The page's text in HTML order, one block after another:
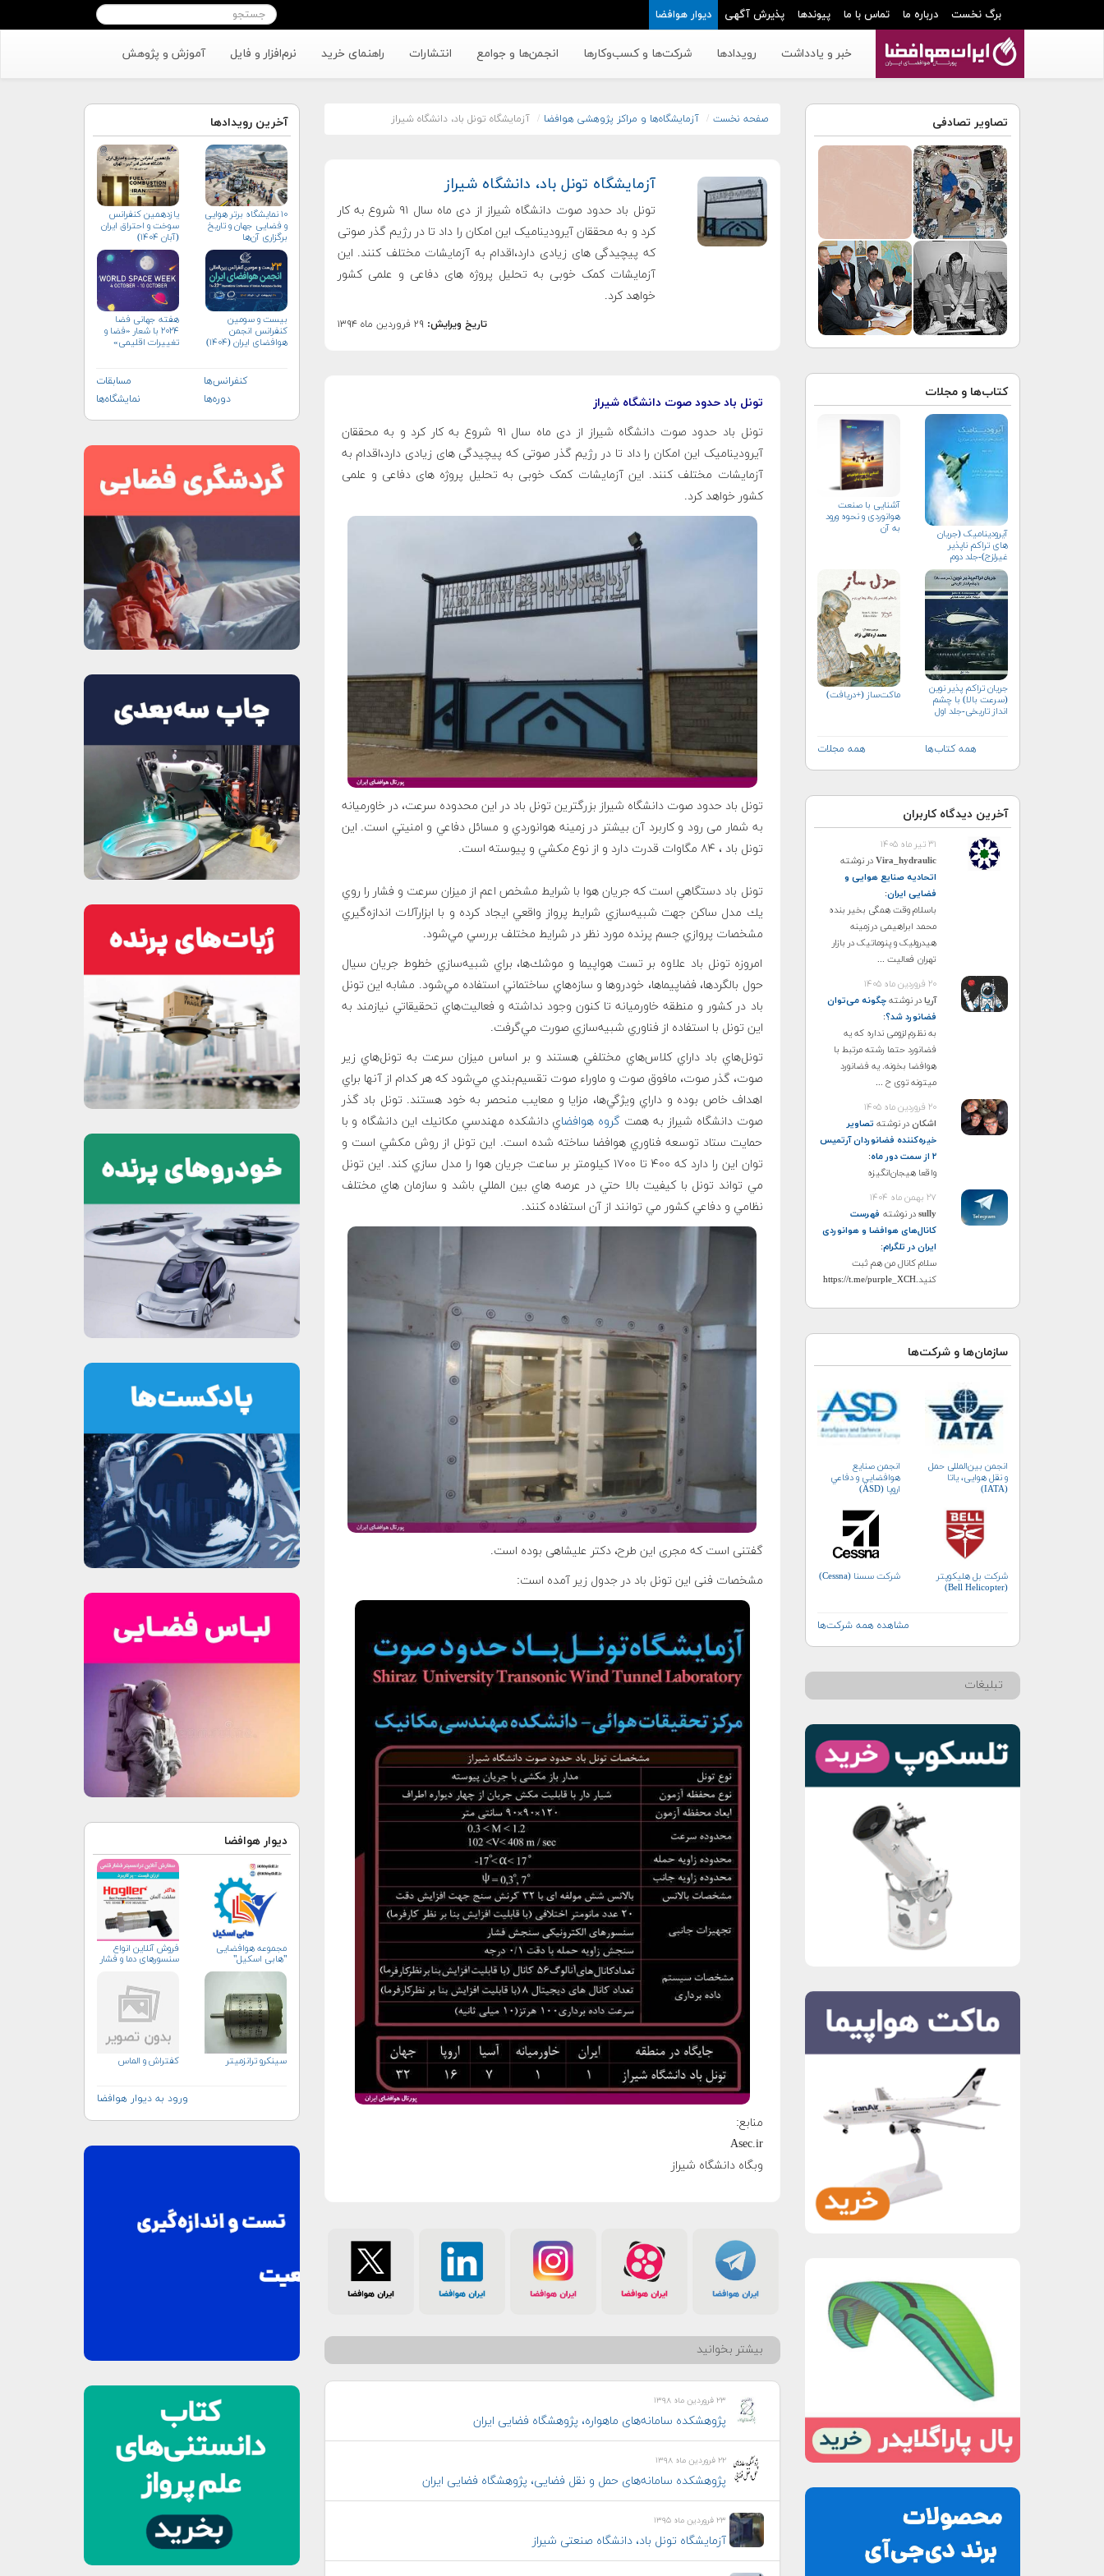
برگ نخست درباره ما تماس با ما پیوندها پذیرش آگهی دیوار هوافضا
خبر و یادداشت رویدادها شرکت‌ها و کسب‌وکار‌ها انجمن‌ها و جوامع انتشارات راهنمای خرید نرم‌افزار و فایل آموزش و پژوهش
تصاویر تصادفی
کتاب‌ها و مجلات
آیرودینامیک (جریان
های تراکم ناپذیر
غیرلزج)-جلد دوم
آشنایی با صنعت
هوانوردی و نحوه ورود
به آن
جریان تراکم پذیر نوین
(سرعت بالا) با چشم
انداز تاریخی-جلد اول
ماکت‌ساز (+دریافت)
همه کتاب‌ها همه مجلات
آخرین دیدگاه کاربران
۳۱ تیر ماه ۱۴۰۵
Vira_hydraulicدر نوشته
اتحادیه صنایع هوایی و
فضایی ایران:
باسلام وقت همگی بخیر بنده
محمد ابراهیمی درزمینه
هیدرولیک و پنوماتیک در بازار
تهران فعالیت ...
۲۰ فروردین ماه ۱۴۰۵
آریادر نوشتهچگونه می‌توان
فضانورد شد؟:
به نظرم لزومی نداره که یه
فضانورد حتما رشته مرتبط با
هوافضا بخونه. یه فضانورد
میتونه توی ح ...
۲۰ فروردین ماه ۱۴۰۵
اشکاندر نوشته تصاویر
خیره‌کننده فضانوردان آرتمیس
۲ از سمت دور ماه
:
واقعا هیجان‌انگیزه
۲۷ بهمن ماه ۱۴۰۴
sullyدر نوشته فهرست
کانال‌های هوافضا و هوانوردی
ایران در تلگرام:
سلام کانال من هم ثبت
کنید.https://t.me/purple_XCH
سازمان‌ها و شرکت‌ها
انجمن بین‌المللی حمل
و نقل هوایی، یاتا
(IATA)
انجمن صنايع
هوافضايي و دفاعي
اروپا (ASD)
شرکت بل هلیکوپتر
(Bell Helicopter)
شرکت سسنا (Cessna)
مشاهده همه شرکت‌ها
تبلیغات
صفحه نخست آزمایشگاه‌ها و مراکز پژوهشی هوافضا آزمایشگاه تونل باد، دانشگاه شیراز
آزمایشگاه تونل باد، دانشگاه شیراز
تونل باد حدود صوت دانشگاه شیراز از دی ماه سال ۹۱ شروع به کار
کرد و به محققان آیرودینامیک این امکان را داد تا در رژیم گذر صوتی
که پیچیدگی های زیادی دارد،اقدام به آزمایشات مختلف کنند. این
آزمایشات کمک خوبی به تحلیل پروژه های دفاعی و علمی کشور
خواهد کرد.
تاریخ ویرایش: ۲۹ فروردین ماه ۱۳۹۴
تونل باد حدود صوت دانشگاه شیراز
تونل باد حدود صوت دانشگاه شیراز از دی ماه سال ۹۱ شروع به کار کرد و به محققان
آیرودینامیک این امکان را داد تا در رژیم گذر صوتی که پیچیدگی های زیادی دارد،اقدام به
آزمایشات مختلف کنند. این آزمایشات کمک خوبی به تحلیل پروژه های دفاعی و علمی
کشور خواهد کرد.
تونل باد حدود صوت دانشگاه شيراز بزرگترين تونل باد در اين محدوده سرعت، در خاورميانه
به شمار می رود و كاربرد آن بيشتر در زمينه هوانوردي و مسائل دفاعي و امنيتي است. اين
تونل باد ، ۸۴ مگاوات قدرت دارد و از نوع مكشي و پيوسته است.
تونل باد دستگاهي است كه جريان هوا با شرايط مشخص اعم از ميزان سرعت و فشار را روي
يك مدل ساكن جهت شبيه‌سازي شرايط پرواز واقعي ايجاد كرده و با ابزارآلات اندازه‌گيري
مشخصات پروازي جسم پرنده مورد نظر در شرايط مختلف بررسي مي‌شود.
امروزه تونل باد علاوه بر تست هواپيما و موشك‌ها، براي شبيه‌سازي خطوط جريان سيال
حول بالگردها، فضاپيماها، خودروها و سازه‌هاي ساختماني استفاده مي‌شود. مشابه اين تونل
باد در كشور و منطقه خاورميانه تا كنون وجود نداشته و فعاليت‌هاي تحقيقاتي نيازمند به
اين تونل با استفاده از فناوري شبيه‌سازي صورت مي‌گرفت.
تونل‌هاي باد داراي كلاس‌هاي مختلفي هستند و بر اساس ميزان سرعت به تونل‌هاي زير
صوت، گذر صوت، مافوق صوت و ماوراء صوت تقسيم‌بندي مي‌شود كه هر كدام از آنها براي
اهداف خاص بوده و داراي ويژگي‌ها، مزايا و معايب منحصر به خود هستند. تونل باد گذر
صوت دانشگاه شيراز به همت گروه هوافضاي دانشكده مهندسي مكانيك اين دانشگاه و با
حمايت ستاد توسعه فناوري هوافضا ساخته شده است. اين تونل از روش مكشي است و
توان اين را دارد كه ۴۰۰ تا ۱۷۰۰ كيلومتر بر ساعت جريان هوا را مدل سازي كند. اين تونل
مي تواند تونل با كيفيت بالا حتي در عرصه هاي بين المللي باشد و سازمان هاي مختلف
نظامي و دفاعي كشور مي توانند از آن استفاده كنند.
گفتنی است که مجری این طرح، دکتر علیشاهی بوده است.
مشخصات فنی این تونل باد در جدول زیر آمده است:
منابع:
Asec.ir
وبگاه دانشگاه شیراز
بیشتر بخوانید
۲۳ فروردین ماه ۱۳۹۸
پژوهشکده سامانه‌های ماهواره، پژوهشگاه فضایی ایران
۲۲ فروردین ماه ۱۳۹۸
پژوهشکده سامانه‌های حمل و نقل فضایی، پژوهشگاه فضایی ایران
۲۳ فروردین ماه ۱۳۹۵
آزمایشگاه تونل باد، دانشگاه صنعتی شیراز
آخرین رویدادها
۱۰ نمایشگاه برتر هوایی
و فضایی جهان و تاریخ
برگزاری آن‌ها
یازدهمین کنفرانس
سوخت و احتراق ایران
(آبان‌ ۱۴۰۴)
بیست و سومین
کنفرانس انجمن
هوافضای ايران (۱۴۰۴)
هفته جهانی فضا
۲۰۲۴ با شعار «فضا و
تغییرات اقلیمی»
کنفرانس‌ها
مسابقات
دوره‌ها
نمایشگاه‌ها
دیوار هوافضا
مجموعه هوافضایی
"هابی اسکیل"
فروش آنلاین انواع
سنسورهای دما و فشار
سینکرو ترانزمیتر کفتراش و الماس
ورود به دیوار هوافضا